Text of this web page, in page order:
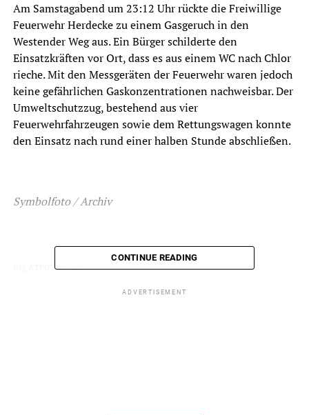
Am Samstagabend um 23:12 Uhr rückte die Freiwillige
Feuerwehr Herdecke zu einem Gasgeruch in den
Westender Weg aus. Ein Bürger schilderte den
Einsatzkräften vor Ort, dass es aus einem WC nach Chlor
rieche. Mit den Messgeräten der Feuerwehr waren jedoch
keine gefährlichen Gaskonzentrationen nachweisbar. Der
Umweltschutzzug, bestehend aus vier
Feuerwehrfahrzeugen sowie dem Rettungswagen konnte
den Einsatz nach rund einer halben Stunde abschließen.
Symbolfoto / Archiv
RELATED TOPICS: BLAULICHT FEUERWEHR NEWS
CONTINUE READING
ADVERTISEMENT